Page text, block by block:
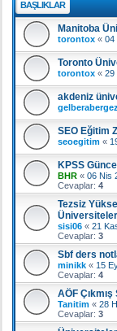
BAŞLIKLAR
Manitoba
torontox « 04
Toronto
torontox « 29
akdeniz
SEO Eğitim
seoegitim «
KPSS
BHR « 06 Nis
Cevaplar: 4
Tezsiz
Üniversiteler
sisi06 « 21
Cevaplar: 3
Sbf ders
minikk « 15
Cevaplar: 4
AÖF
Tanitim « 28
Cevaplar: 3